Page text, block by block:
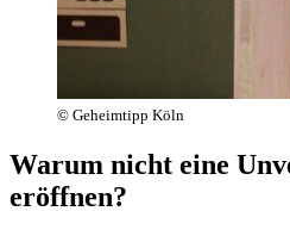
© Geheimtipp Köln
Warum nicht eine
eröffnen?